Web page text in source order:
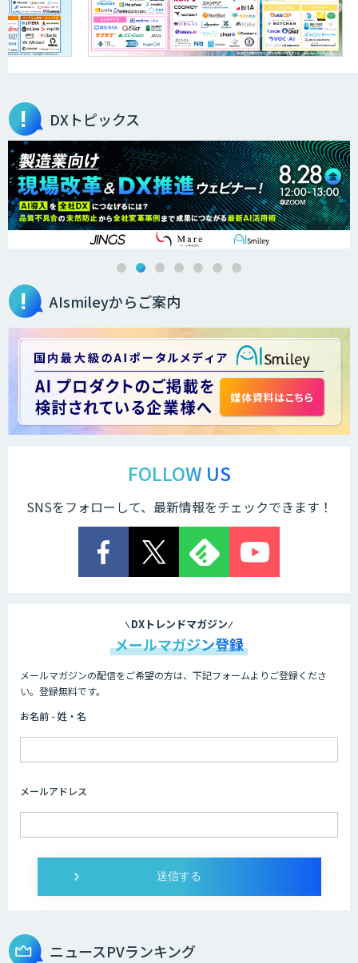
DXトピックス
AIsmileyからご案内
FOLLOW US
SNSをフォローして、最新情報をチェックできます！
DXトレンドマガジン
メールマガジン登録
メールマガジンの配信をご希望の方は、下記フォームよりご登録くださ
い。登録無料です。
お名前 - 姓・名
メールアドレス
ニュースPVランキング